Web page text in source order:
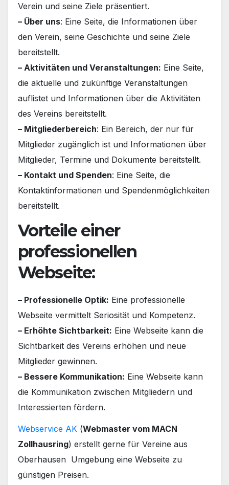
Verein und seine Ziele präsentiert.
– Über uns: Eine Seite, die Informationen über
den Verein, seine Geschichte und seine Ziele
bereitstellt.
– Aktivitäten und Veranstaltungen: Eine Seite,
die aktuelle und zukünftige Veranstaltungen
auflistet und Informationen über die Aktivitäten
des Vereins bereitstellt.
– Mitgliederbereich: Ein Bereich, der nur für
Mitglieder zugänglich ist und Informationen über
Mitglieder, Termine und Dokumente bereitstellt.
– Kontakt und Spenden: Eine Seite, die
Kontaktinformationen und Spendenmöglichkeiten
bereitstellt.
Vorteile einer
professionellen
Webseite:
– Professionelle Optik: Eine professionelle
Webseite vermittelt Seriosität und Kompetenz.
– Erhöhte Sichtbarkeit: Eine Webseite kann die
Sichtbarkeit des Vereins erhöhen und neue
Mitglieder gewinnen.
– Bessere Kommunikation: Eine Webseite kann
die Kommunikation zwischen Mitgliedern und
Interessierten fördern.
Webservice AK (Webmaster vom MACN
Zollhausring) erstellt gerne für Vereine aus
Oberhausen Umgebung eine Webseite zu
günstigen Preisen.